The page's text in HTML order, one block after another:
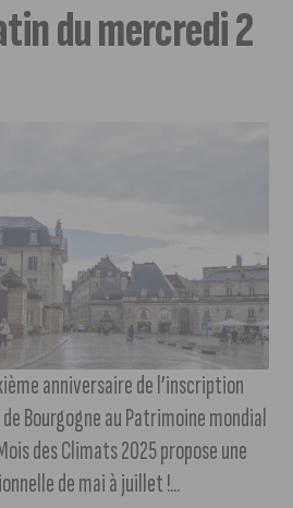
du mercredi 2
anniversaire de l’inscription
Bourgogne au Patrimoine mondial
des Climats 2025 propose une
de mai à juillet !...